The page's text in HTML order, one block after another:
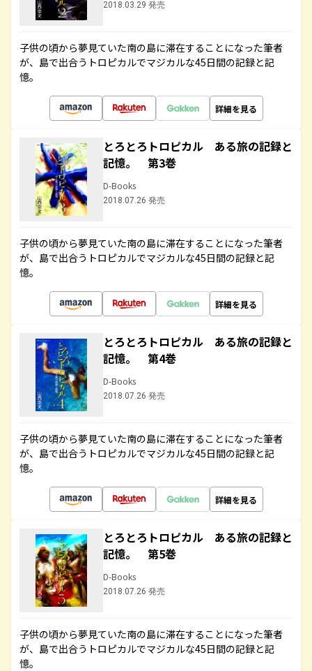
2018.03.29 発売
子供の頃から夢見ていた南の島に滞在することになった筆者
が、島で出合うトロピカルでマジカルな45日間の記録と記
憶。
詳細を見る
とろとろトロピカル ある旅の記録と
記憶。 第3巻
D-Books
2018.07.26 発売
子供の頃から夢見ていた南の島に滞在することになった筆者
が、島で出合うトロピカルでマジカルな45日間の記録と記
憶。
詳細を見る
とろとろトロピカル ある旅の記録と
記憶。 第4巻
D-Books
2018.07.26 発売
子供の頃から夢見ていた南の島に滞在することになった筆者
が、島で出合うトロピカルでマジカルな45日間の記録と記
憶。
詳細を見る
とろとろトロピカル ある旅の記録と
記憶。 第5巻
D-Books
2018.07.26 発売
子供の頃から夢見ていた南の島に滞在することになった筆者
が、島で出合うトロピカルでマジカルな45日間の記録と記
憶。